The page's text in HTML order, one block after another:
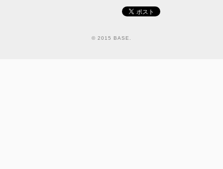
© 2015 BASE.